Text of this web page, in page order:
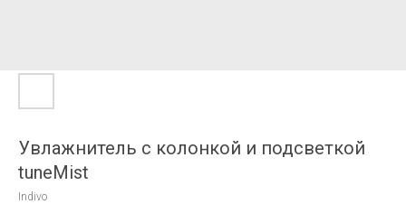
Увлажнитель с колонкой и подсветкой
tuneMist
Indivo